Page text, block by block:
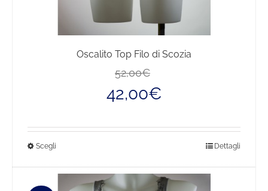
Oscalito Top Filo di Scozia
52,00€
42,00€
Scegli
ha
Dettagli